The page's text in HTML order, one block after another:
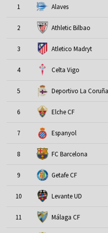
1 Alaves
2 Athletic Bilbao
3 Atletico Madryt
4 Celta Vigo
5 Deportivo La Coruña
6 Elche CF
7 Espanyol
8 FC Barcelona
9 Getafe CF
10 Levante UD
11 Málaga CF